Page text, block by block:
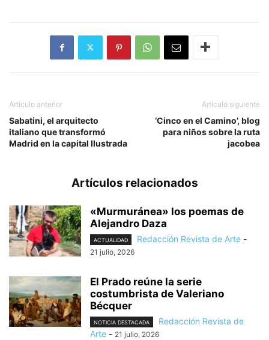
Artículo anterior
Sabatini, el arquitecto
italiano que transformó
Madrid en la capital Ilustrada
Artículo siguiente
‘Cinco en el Camino’, blog
para niños sobre la ruta
jacobea
Artículos relacionados
«Murmuránea» los poemas de
Alejandro Daza
ACTUALIDAD Redacción Revista de Arte -
21 julio, 2026
El Prado reúne la serie
costumbrista de Valeriano
Bécquer
NOTICIA DESTACADA
Redacción Revista de
Arte - 21 julio, 2026